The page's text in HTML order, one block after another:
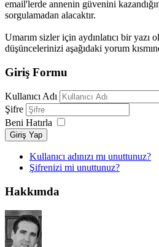
email'lerde annenin güvenini
sorgulamadan alacaktır.
Umarım sizler için aydınlatıcı bir yazı
düşüncelerinizi aşağıdaki yorum
Giriş Formu
Kullanıcı Adı
Şifre
Beni Hatırla
Giriş Yap
Kullanıcı adınızı mı unuttunuz?
Şifrenizi mi unuttunuz?
Hakkımda